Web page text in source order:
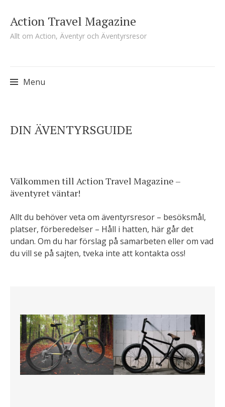
Action Travel Magazine
Allt om Action, Äventyr och Äventyrsresor
Menu
to
DIN ÄVENTYRSGUIDE
Välkommen till Action Travel Magazine –
äventyret väntar!
Allt du behöver veta om äventyrsresor – besöksmål,
platser, förberedelser – Håll i hatten, här går det
undan. Om du har förslag på samarbeten eller om vad
du vill se på sajten, tveka inte att kontakta oss!